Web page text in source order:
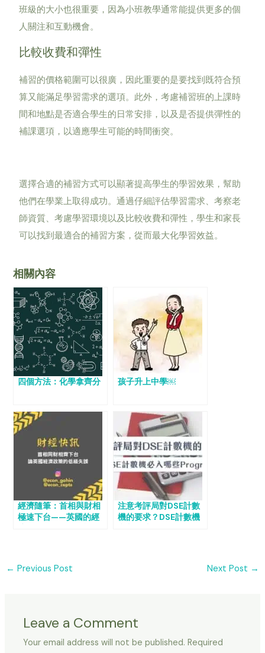
班級的大小也很重要，因為小班教學通常能提供更多的個
人關注和互動機會。
比較收費和彈性
補習的價格範圍可以很廣，因此重要的是要找到既符合預
算又能滿足學習需求的選項。此外，考慮補習班的上課時
間和地點是否適合學生的日常安排，以及是否提供彈性的
補課選項，以適應學生可能的時間衝突。
選擇合適的補習方式可以顯著提高學生的學習效果，幫助
他們在學業上取得成功。通過仔細評估學習需求、考察老
師資質、考慮學習環境以及比較收費和彈性，學生和家長
可以找到最適合的補習方案，從而最大化學習效益。
相關內容
四個方法：化學拿齊分 孩子升上中學￼
經濟隨筆：首相與財相
極速下台——英國的經
注意考評局對DSE計數
機的要求？DSE計數機
← Previous Post Next Post →
Leave a Comment
Your email address will not be published. Required